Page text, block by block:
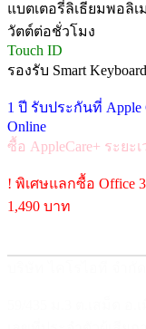
แบตเตอรี่ลิเธียมพอลิ
วัตต์ต่อชั่วโมง
Touch ID
รองรับ Smart Keyboard
1 ปี รับประกันที่
Online
ซื้อ AppleCare+ ระย
! พิเศษแลกซื้อ Office
1,490 บาท